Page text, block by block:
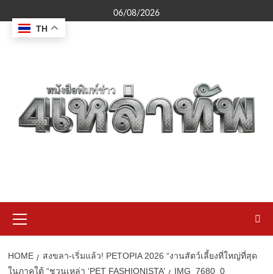
to
content
06/08/2026
Menu
HOME
สงขลา-เริ่มแล้ว! PETOPIA 2026 “งานสัตว์เลี้ยงที่ใหญ่ที่สุด
ในภาคใต้ “ชวนเหล่า ‘PET FASHIONISTA’
IMG_7680_0
TH